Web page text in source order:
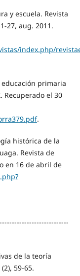
y escuela. Revista
27, aug. 2011.
index.php/
educación primaria
Recuperado el 30
.
histórica de la
Revista de
en 16 de abril de
de la teoría
59-65.